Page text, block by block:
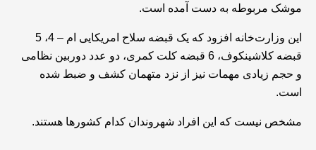
موشک مربوطه به دست آمده است.
این وزارت‌خانه افزود که یک قبضه سلاح امریکایی ام‌ – 4، 5
قبضه کلاشینکوف، 6 قبضه کلت کمری، دو عدد دوربین نظامی
و حجم زیادی مهمات نیز از نزد متهمان کشف و ضبط شده
است.
مشخص نیست که این افراد شهروندان کدام کشورها هستند.